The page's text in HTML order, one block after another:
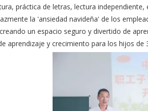
práctica de letras, lectura
la 'ansiedad navideña' de los
un espacio seguro y divertido de
aprendizaje y crecimiento para los hijos de